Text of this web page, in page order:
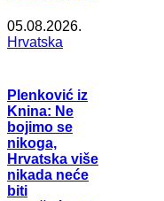
05.08.2026.
Hrvatska
Plenković iz
Knina: Ne
bojimo se
nikoga,
Hrvatska više
nikada neće
biti